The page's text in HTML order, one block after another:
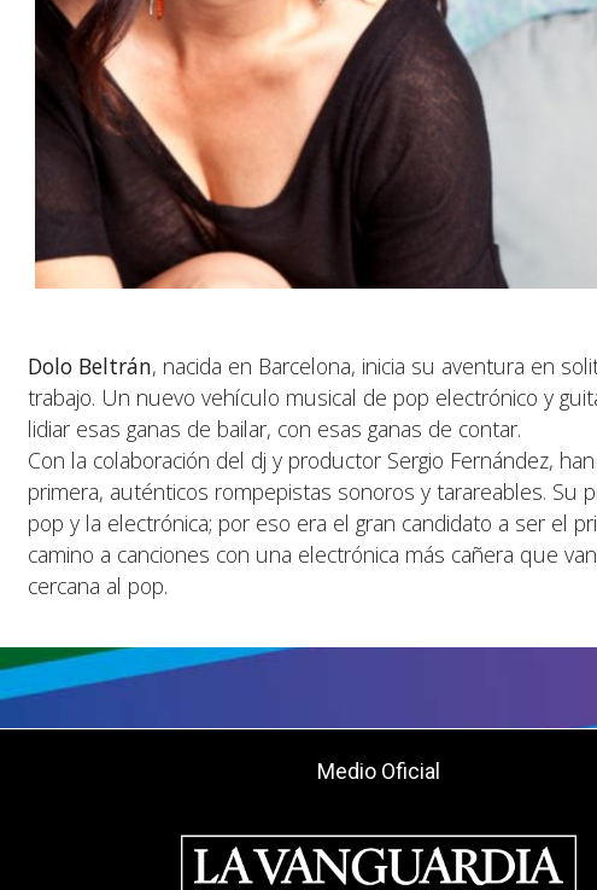
Dolo Beltrán, nacida en Barcelona, inicia su aventura en
trabajo. Un nuevo vehículo musical de pop electrónico y
lidiar esas ganas de bailar, con esas ganas de contar.
Con la colaboración del dj y productor Sergio Fernández,
primera, auténticos rompepistas sonoros y tarareables. Su
pop y la electrónica; por eso era el gran candidato a ser el
camino a canciones con una electrónica más cañera que
cercana al pop.
Medio Oficial